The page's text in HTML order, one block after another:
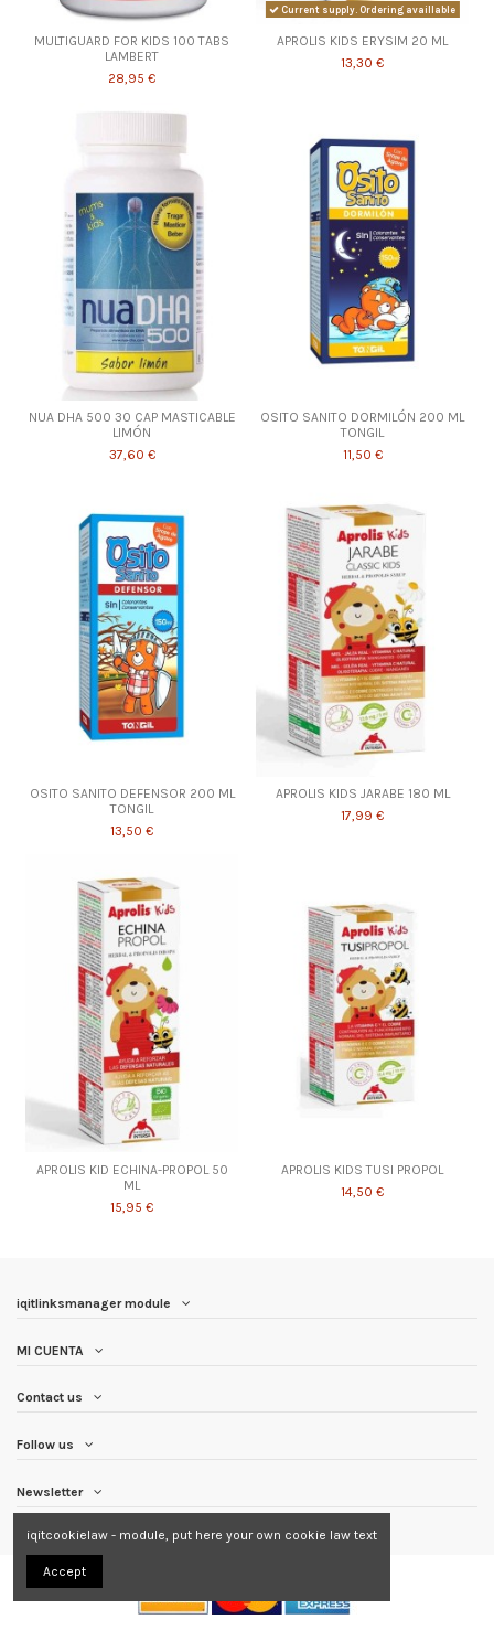
MULTIGUARD FOR KIDS 100 TABS
LAMBERT
28,95 €
Current supply. Ordering availlable
APROLIS KIDS ERYSIM 20 ML
13,30 €
NUA DHA 500 30 CAP MASTICABLE
LIMÓN
37,60 €
OSITO SANITO DORMILÓN 200 ML
TONGIL
11,50 €
OSITO SANITO DEFENSOR 200 ML
TONGIL
13,50 €
APROLIS KIDS JARABE 180 ML
17,99 €
APROLIS KID ECHINA-PROPOL 50
ML
15,95 €
APROLIS KIDS TUSI PROPOL
14,50 €
iqitlinksmanager module
MI CUENTA
Contact us
Follow us
Newsletter
iqitcookielaw - module, put here your own cookie law text
Accept